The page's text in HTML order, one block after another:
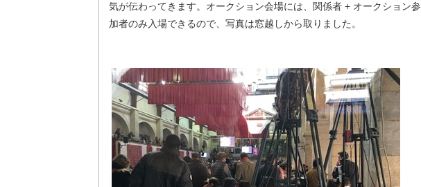
気が伝わってきます。オークション会場には、関係者 + オークション参
加者のみ入場できるので、写真は窓越しから取りました。